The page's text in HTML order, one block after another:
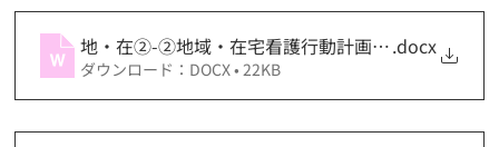
地・在②-②地域・在宅看護行動計画用紙②-
.docx
ダウンロード：DOCX • 22KB